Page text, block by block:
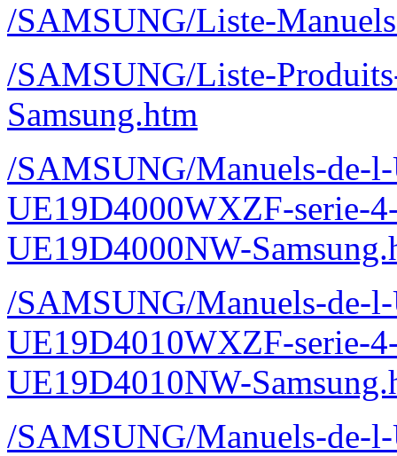
/SAMSUNG/Liste-
/SAMSUNG/Liste-
Samsung.htm
/SAMSUNG/Manuels-de-
UE19D4000WXZF-serie-
UE19D4000NW-
/SAMSUNG/Manuels-de-
UE19D4010WXZF-serie-
UE19D4010NW-
/SAMSUNG/Manuels-de-